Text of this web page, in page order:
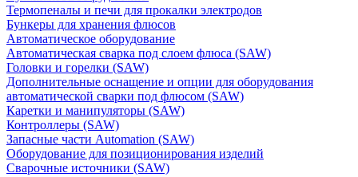
Термопеналы и печи для прокалки электродов
Бункеры для хранения флюсов
Автоматическое оборудование
Автоматическая сварка под слоем флюса (SAW)
Головки и горелки (SAW)
Дополнительные оснащение и опции для оборудования
автоматической сварки под флюсом (SAW)
Каретки и манипуляторы (SAW)
Контроллеры (SAW)
Запасные части Automation (SAW)
Оборудование для позиционирования изделий
Сварочные источники (SAW)